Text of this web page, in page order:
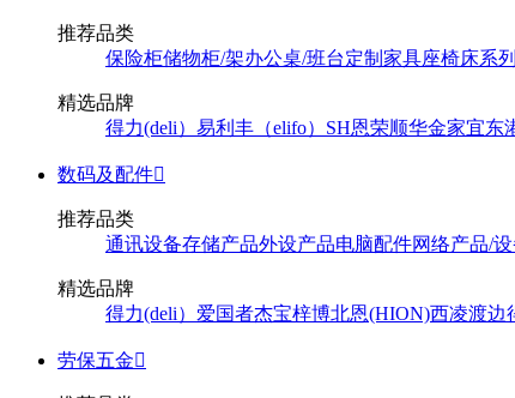
推荐品类
保险柜储物柜/架办公桌/班台定制家具座椅床系列
精选品牌
得力(deli） 易利丰（elifo） SH恩荣顺华金家宜东
数码及配件
推荐品类
通讯设备存储产品外设产品电脑配件网络产品/
精选品牌
得力(deli） 爱国者杰宝梓博北恩(HION)西凌渡边
劳保五金